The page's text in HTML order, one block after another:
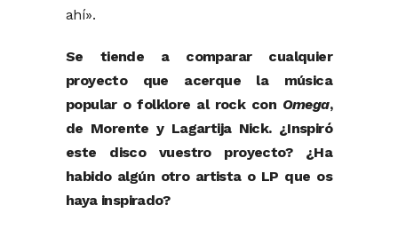
ahí».
Se tiende a comparar cualquier
proyecto que acerque la música
popular o folklore al rock con Omega,
de Morente y Lagartija Nick. ¿Inspiró
este disco vuestro proyecto? ¿Ha
habido algún otro artista o LP que os
haya inspirado?